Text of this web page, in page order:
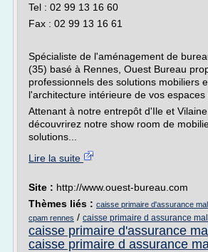
Tel : 02 99 13 16 60
Fax : 02 99 13 16 61
Spécialiste de l'aménagement de
(35) basé à Rennes, Ouest Bureau
professionnels des solutions mobiliers
l'architecture intérieure de vos espaces
Attenant à notre entrepôt d'Ile et
découvrirez notre show room de
solutions...
Lire la suite
Site : http://www.ouest-bureau.com
Thèmes liés : caisse primaire d'assurance
cpam rennes / caisse primaire d assurance
caisse primaire d'assurance
caisse primaire d assurance